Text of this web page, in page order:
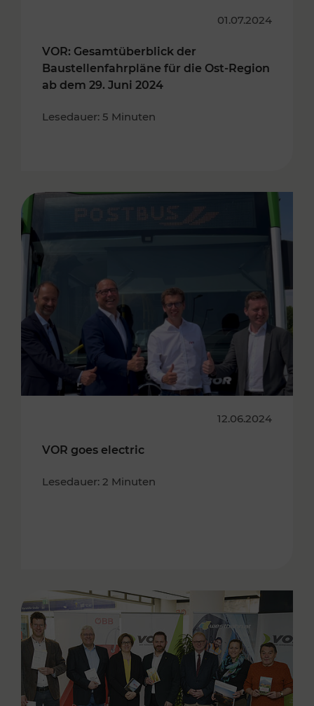
01.07.2024
VOR: Gesamtüberblick der
Baustellenfahrpläne für die Ost-Region
ab dem 29. Juni 2024
Lesedauer: 5 Minuten
12.06.2024
VOR goes electric
Lesedauer: 2 Minuten